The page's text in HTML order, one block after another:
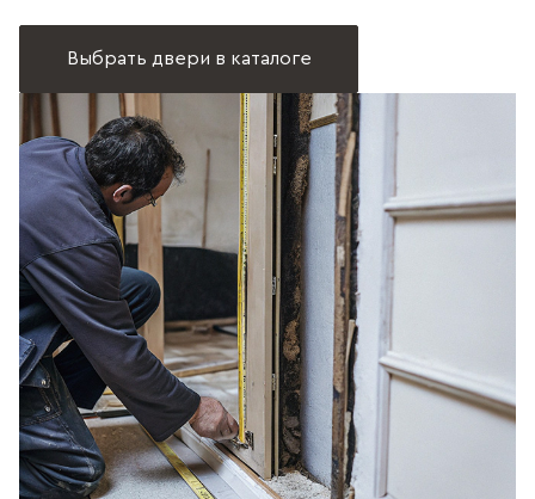
Выбрать двери в каталоге